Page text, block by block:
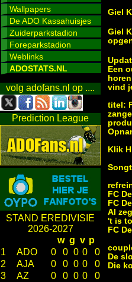
Wallpapers
De ADO Kassahuisjes
Zuiderparkstadion
Foreparkstadion
Weblinks
ADOSTATS.NL
volg adofans.nl op ....
Prediction League
STAND EREDIVISIE
2026-2027
w g v p
1
ADO 0 0 0 0
0
2
AJA 0 0 0 0
0
3
AZ 0 0 0 0
0
Giel
Giel
Een
vind
titel:
Klik
FC
FC
Al
't is
FC
De
Die